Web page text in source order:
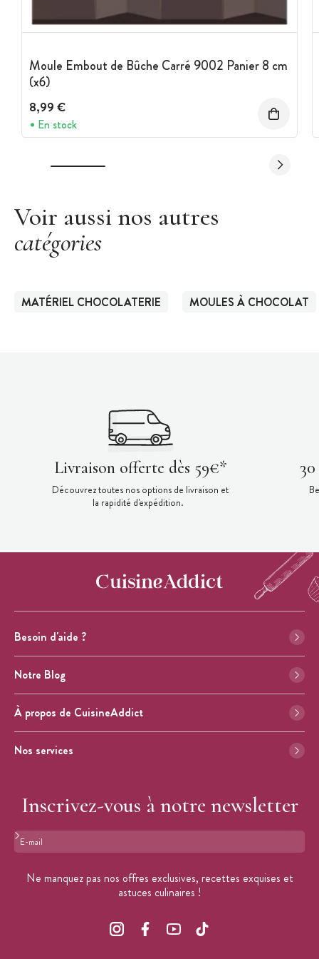
Moule Embout de Bûche Carré 9002 Panier 8 cm
(x6)
8,99 €
En stock
Voir aussi nos autres
catégories
MATÉRIEL CHOCOLATERIE MOULES À CHOCOLAT
Livraison offerte dès 59€*
Découvrez toutes nos options de livraison et
la rapidité d'expédition.
Besoin d'aide ?
Notre Blog
À propos de CuisineAddict
Nos services
Inscrivez-vous à notre newsletter
Format : adresse@email.com
Ne manquez pas nos offres exclusives, recettes exquises et
astuces culinaires !